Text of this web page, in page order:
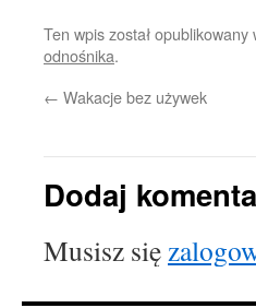
Ten wpis został opublikowany
odnośnika.
← Wakacje bez używek
Dodaj
Musisz się